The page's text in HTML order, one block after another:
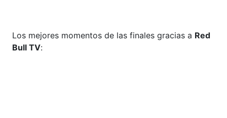
Los mejores momentos de las finales gracias a Red
Bull TV: